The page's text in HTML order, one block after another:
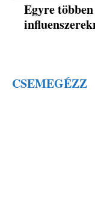
Egyre
CSEMEGÉZZ